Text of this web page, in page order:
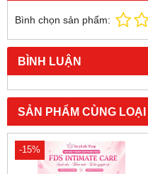
Bình chọn sản phẩm:
BÌNH LUẬN
SẢN PHẨM CÙNG LOẠI
-15%